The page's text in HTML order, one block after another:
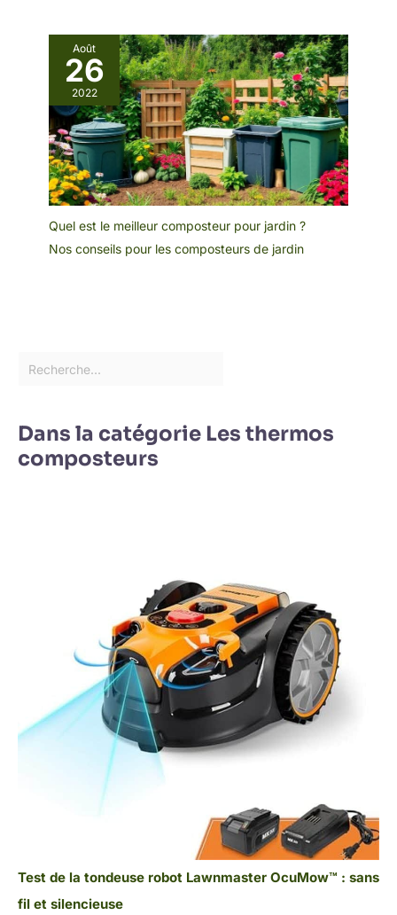
Août
26
2022
Quel est le meilleur composteur pour jardin ?
Nos conseils pour les composteurs de jardin
Dans la catégorie Les thermos
composteurs
Test de la tondeuse robot Lawnmaster OcuMow™ : sans
fil et silencieuse